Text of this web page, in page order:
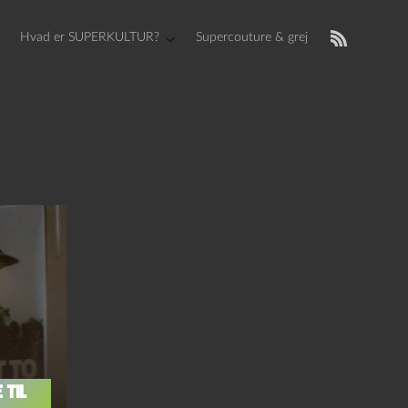
Hvad er SUPERKULTUR? Supercouture & grej
til